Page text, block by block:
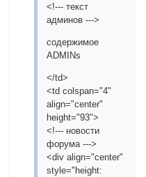
<!--- текст
админов --->
содержимое
ADMINs
</td>
<td colspan="4"
align="center"
height="93">
<!--- новости
форума --->
<div align="center"
style="height: